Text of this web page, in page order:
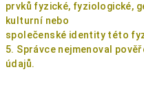
prvků fyzické, fyziologické,
kulturní nebo
společenské identity této
5. Správce nejmenoval
údajů.